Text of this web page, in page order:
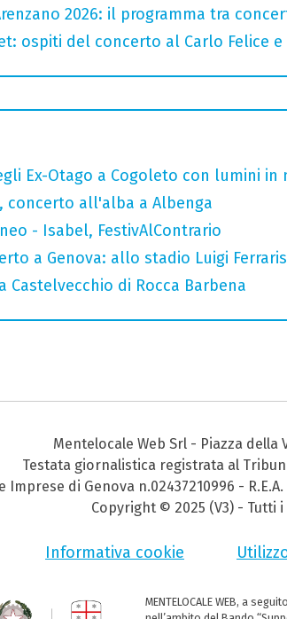
2026: il programma tra
ospiti del concerto al Carlo Felice
Ex-Otago a Cogoleto con lumini in
concerto all'alba a Albenga
- Isabel, FestivAlContrario
a Genova: allo stadio Luigi
Castelvecchio di Rocca Barbena
Mentelocale Web Srl - Piazza
Testata giornalistica registrata al
di Genova n.02437210996 -
Copyright © 2025 (V3) - Tutti
Informativa cookie
MENTELOCALE WEB, a